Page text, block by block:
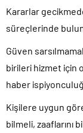
Kararlar
süreçlerinde
Güven
birileri hizmet için
haber
Kişilere uygun
bilmeli, zaaflarını